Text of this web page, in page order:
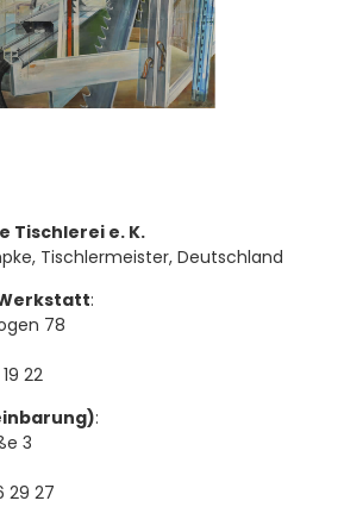
Tischlerei e. K.
Tischlermeister, Deutschland
:
78
22
:
3
29 27